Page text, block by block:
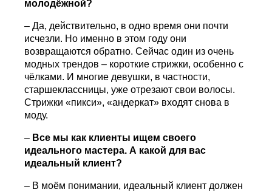
молодёжной?
– Да, действительно, в одно время они почти
исчезли. Но именно в этом году они
возвращаются обратно. Сейчас один из очень
модных трендов – короткие стрижки, особенно с
чёлками. И многие девушки, в частности,
старшеклассницы, уже отрезают свои волосы.
Стрижки «пикси», «андеркат» входят снова в
моду.
– Все мы как клиенты ищем своего
идеального мастера. А какой для вас
идеальный клиент?
– В моём понимании, идеальный клиент должен